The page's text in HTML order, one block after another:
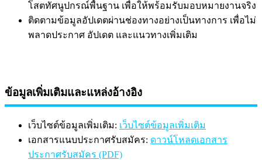
โสตทัศนูปกรณ์พื้นฐาน เพื่อให้พร้อมรับมอบหมายงานจริง
ติดตามข้อมูลอัปเดตผ่านช่องทางอย่างเป็นทางการ เพื่อไม่
พลาดประกาศ อัปเดต และแนวทางเพิ่มเติม
ข้อมูลเพิ่มเติมและแหล่งอ้างอิง
เว็บไซต์ข้อมูลเพิ่มเติม: เว็บไซต์ข้อมูลเพิ่มเติม
เอกสารแนบประกาศรับสมัคร: ดาวน์โหลดเอกสาร
ประกาศรับสมัคร (PDF)